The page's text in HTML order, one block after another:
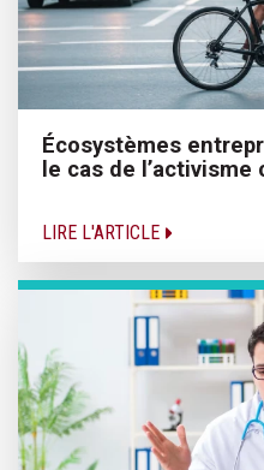
Écosystèmes
le cas de l’activisme
LIRE L'ARTICLE